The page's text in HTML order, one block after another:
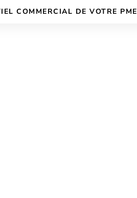
COMMERCIAL DE VOTRE PME